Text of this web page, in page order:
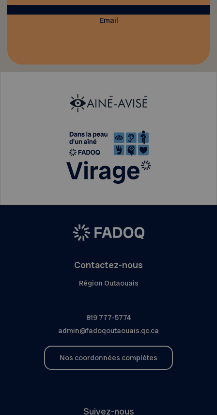
Email
Contactez-nous
Région Outaouais
819 777-5774
admin@fadoqoutaouais.qc.ca
Nos coordonnées complètes
Suivez-nous